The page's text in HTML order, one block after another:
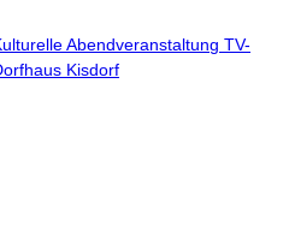
Abendveranstaltung TV-
Kisdorf